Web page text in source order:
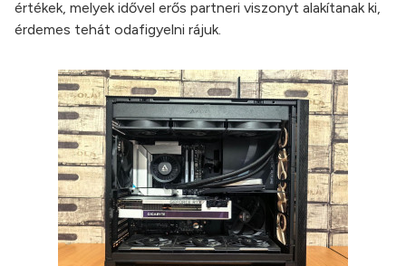
értékek, melyek idővel erős partneri viszonyt alakítanak ki,
érdemes tehát odafigyelni rájuk.